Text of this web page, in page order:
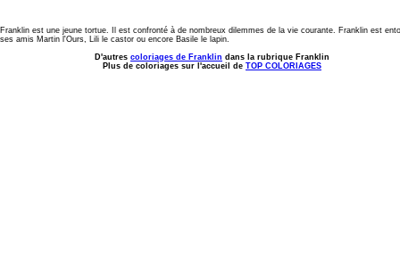
Franklin est une jeune tortue. Il est confronté à de nombreux dilemmes de la vie courante. Franklin est
ses amis Martin l'Ours, Lili le castor ou encore Basile le lapin.
D'autres coloriages de Franklin dans la rubrique Franklin
Plus de coloriages sur l'accueil de TOP COLORIAGES